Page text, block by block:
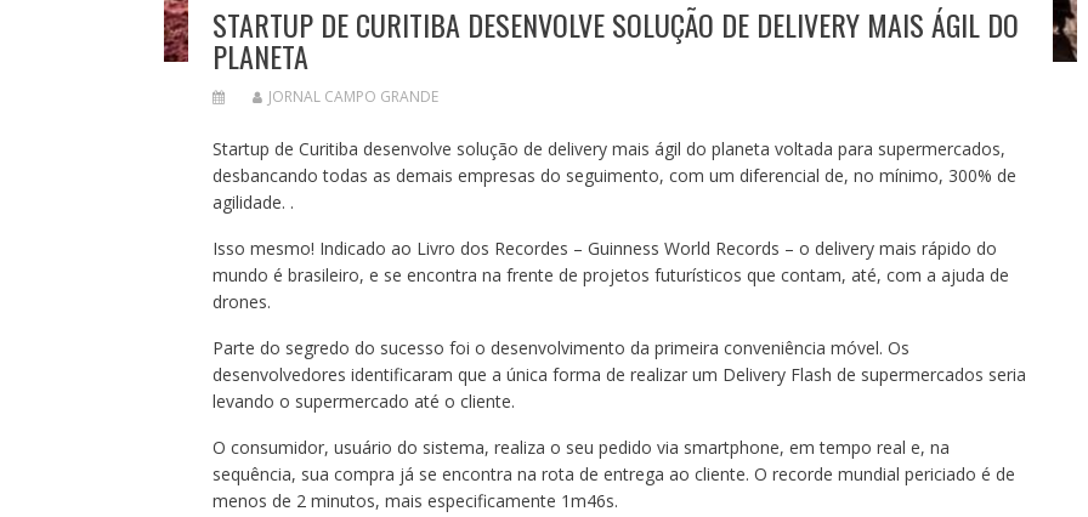
STARTUP DE CURITIBA DESENVOLVE SOLUÇÃO DE DELIVERY MAIS ÁGIL DO
PLANETA
JORNAL CAMPO GRANDE
Startup de Curitiba desenvolve solução de delivery mais ágil do planeta voltada para supermercados,
desbancando todas as demais empresas do seguimento, com um diferencial de, no mínimo, 300% de
agilidade. .
Isso mesmo! Indicado ao Livro dos Recordes – Guinness World Records – o delivery mais rápido do
mundo é brasileiro, e se encontra na frente de projetos futurísticos que contam, até, com a ajuda de
drones.
Parte do segredo do sucesso foi o desenvolvimento da primeira conveniência móvel. Os
desenvolvedores identificaram que a única forma de realizar um Delivery Flash de supermercados seria
levando o supermercado até o cliente.
O consumidor, usuário do sistema, realiza o seu pedido via smartphone, em tempo real e, na
sequência, sua compra já se encontra na rota de entrega ao cliente. O recorde mundial periciado é de
menos de 2 minutos, mais especificamente 1m46s.